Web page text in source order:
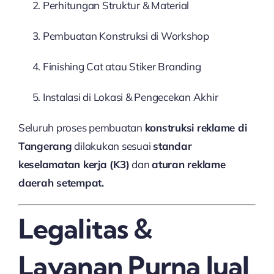
Perhitungan Struktur & Material
Pembuatan Konstruksi di Workshop
Finishing Cat atau Stiker Branding
Instalasi di Lokasi & Pengecekan Akhir
Seluruh proses pembuatan konstruksi reklame di
Tangerangdilakukan sesuaistandar
keselamatan kerja (K3)danaturan reklame
daerah setempat.
Legalitas &
Layanan Purna Jual